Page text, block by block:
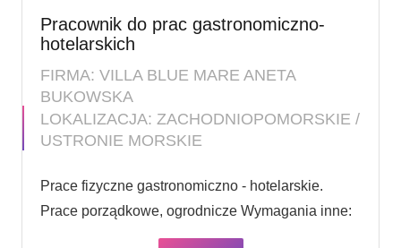
Pracownik do prac gastronomiczno-
hotelarskich
FIRMA: VILLA BLUE MARE ANETA
BUKOWSKA
LOKALIZACJA: ZACHODNIOPOMORSKIE /
USTRONIE MORSKIE
Prace fizyczne gastronomiczno - hotelarskie.
Prace porządkowe, ogrodnicze Wymagania inne: